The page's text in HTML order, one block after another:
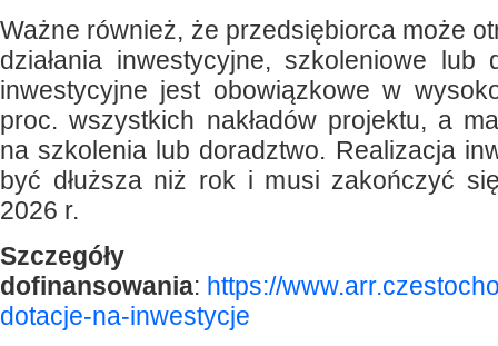
Ważne również, że przedsiębiorca może
działania inwestycyjne, szkoleniowe lub
inwestycyjne jest obowiązkowe w
proc. wszystkich nakładów projektu, a
na szkolenia lub doradztwo. Realizacja
być dłuższa niż rok i musi zakończyć
2026 r.
dofinansowania: https://
dotacje-na-inwestycje